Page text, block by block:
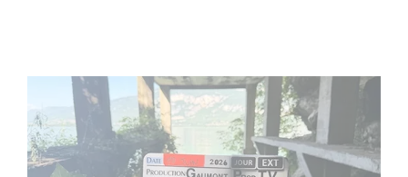
Le tournage de la mini-série Le Roman de Marceau Miller
a débuté